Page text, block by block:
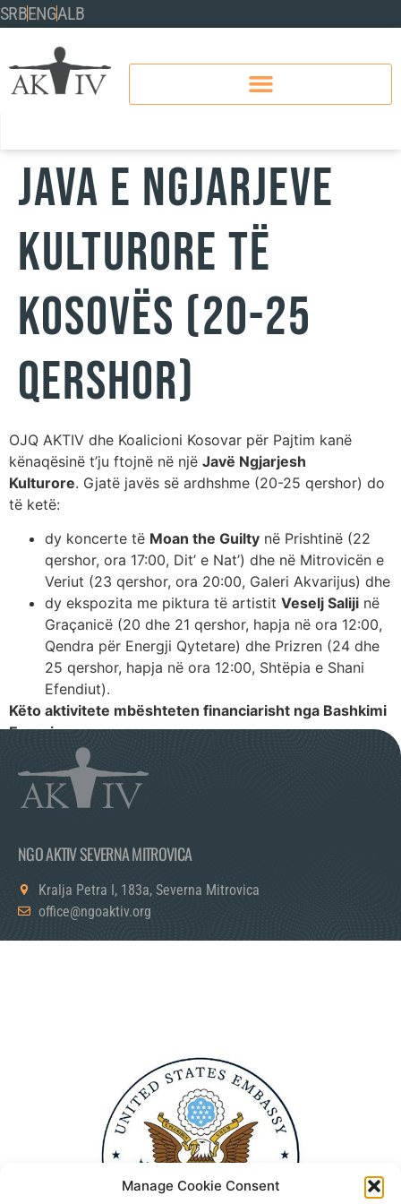
Manage Cookie Consent
SRBENGALB
JAVA E NGJARJEVE
KULTURORE TË
KOSOVËS (20-25
QERSHOR)
OJQ AKTIV dhe Koalicioni Kosovar për Pajtim kanë
kënaqësinë t’ju ftojnë në një Javë Ngjarjesh
Kulturore. Gjatë javës së ardhshme (20-25 qershor) do
të ketë:
dy koncerte të Moan the Guilty në Prishtinë (22
qershor, ora 17:00, Dit’ e Nat’) dhe në Mitrovicën e
Veriut (23 qershor, ora 20:00, Galeri Akvarijus) dhe
dy ekspozita me piktura të artistit Veselj Saliji në
Graçanicë (20 dhe 21 qershor, hapja në ora 12:00,
Qendra për Energji Qytetare) dhe Prizren (24 dhe
25 qershor, hapja në ora 12:00, Shtëpia e Shani
Efendiut).
Këto aktivitete mbështeten financiarisht nga Bashkimi
Evropian.
NGO AKTIV SEVERNA MITROVICA
Kralja Petra I, 183a, Severna Mitrovica
office@ngoaktiv.org